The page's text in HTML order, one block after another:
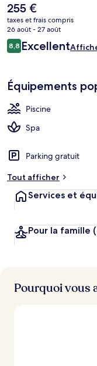
Le
prix
actuel
est
de
255 €
taxes et frais compris
26 août - 27 août
Avis
voyageurs
8,88,8 sur 10
Excellent
Équipements
Piscine
Spa
Parking gratuit
Tout afficher
Services et
Pour la famille
Pourquoi vous